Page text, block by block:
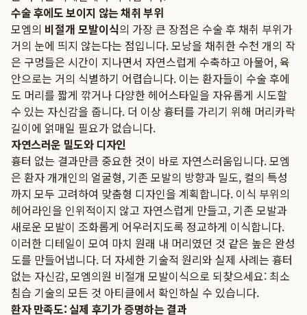
수술 후에도 보이지 않는 채취 부위
모엠의 비절개 모발이식의 가장 큰 장점은 수술 후 채취 부위가
거의 눈에 띄지 않는다는 점입니다. 모낭을 채취한 수천 개의 작
은 구멍들은 시간이 지나면서 자연스럽게 수축하고 아물어, 육
안으로는 거의 식별하기 어렵습니다. 이는 환자들이 수술 후에
도 머리를 짧게 깎거나 다양한 헤어스타일을 자유롭게 시도할
수 있는 자신감을 줍니다. 더 이상 흉터를 가리기 위해 머리카락
길이에 얽매일 필요가 없습니다.
자연스러운 밀도와 디자인
흉터 없는 결과만큼 중요한 것이 바로 자연스러움입니다. 모엠
은 환자 개개인의 얼굴형, 기존 모발의 방향과 밀도, 컬의 특성
까지 모두 고려하여 맞춤형 디자인을 계획합니다. 이식 부위의
헤어라인을 인위적이지 않고 자연스럽게 만들고, 기존 모발과
새로운 모발이 조화롭게 어우러지도록 정교하게 이식합니다.
이러한 디테일이 모여 마치 원래 내 머리였던 것 같은 높은 완성
도를 만들어냅니다. 더 자세한 기술적 원리와 실제 사례는 흉터
없는 자신감, 모엠의원 비절개 모발이식으로 되찾으세요: 최소
침습 기술의 모든 것 아티클에서 확인하실 수 있습니다.
환자 만족도: 실제 후기가 증명하는 결과